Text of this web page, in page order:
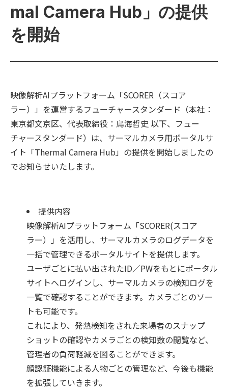
mal Camera Hub」の提供
を開始
映像解析AIプラットフォーム「SCORER（スコア
ラー）」を運営するフューチャースタンダード（本社：
東京都文京区、代表取締役：鳥海哲史 以下、フュー
チャースタンダード）は、サーマルカメラ用ポータルサ
イト「Thermal Camera Hub」の提供を開始しましたの
でお知らせいたします。
提供内容
映像解析AIプラットフォーム「SCORER(スコア
ラー）」を活用し、サーマルカメラのログデータを
一括で管理できるポータルサイトを提供します。
ユーザごとに払い出されたID／PWをもとにポータル
サイトへログインし、サーマルカメラの検知ログを
一覧で確認することができます。カメラごとのソー
トも可能です。
これにより、発熱検知をされた来場者のスナップ
ショットの確認やカメラごとの検知数の閲覧など、
管理者の負荷軽減を図ることができます。
顔認証機能による人物ごとの管理など、今後も機能
を拡張していきます。